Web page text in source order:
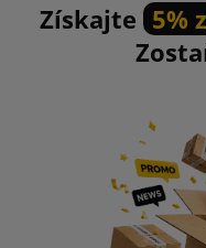
Získajte 5%